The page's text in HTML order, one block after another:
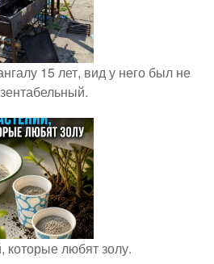
15 лет, вид у него был не
которые любят золу.